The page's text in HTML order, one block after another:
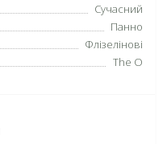
Сучасний
Панно
Флізелінові
The O